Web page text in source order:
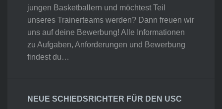
jungen Basketballern und möchtest Teil
unseres Trainerteams werden? Dann freuen wir
uns auf deine Bewerbung! Alle Informationen
zu Aufgaben, Anforderungen und Bewerbung
findest du…
NEUE SCHIEDSRICHTER FÜR DEN USC